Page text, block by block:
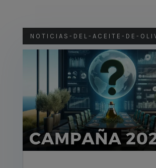
NOTICIAS-DEL-ACEITE-DE-